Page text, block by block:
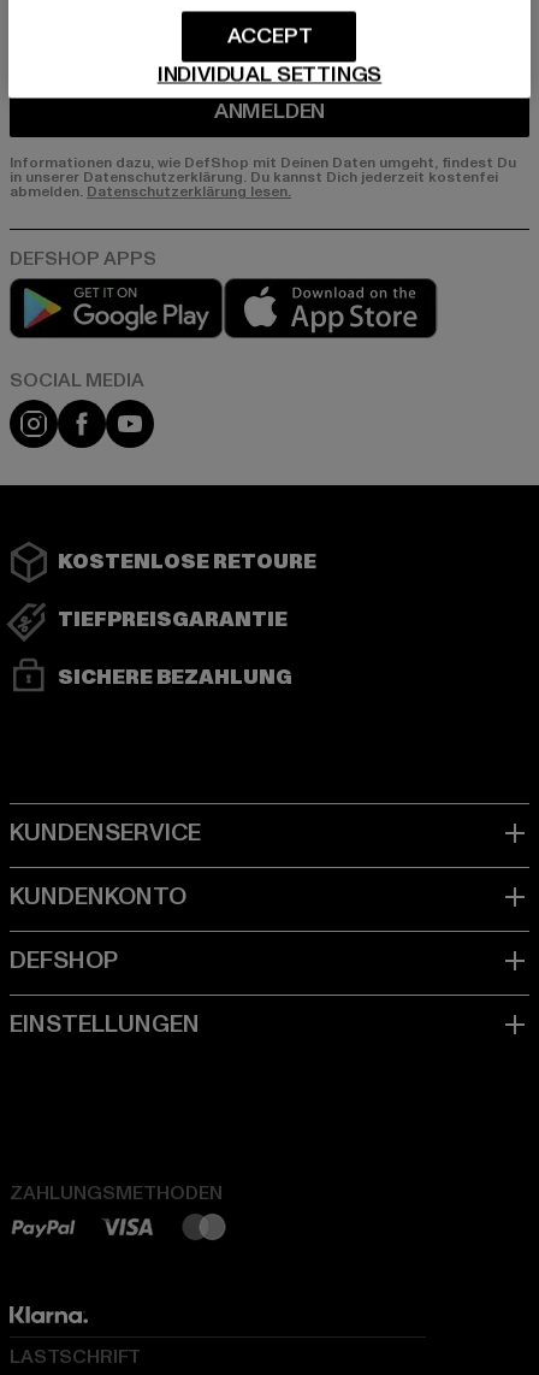
ANMELDEN
Informationen dazu, wie DefShop mit Deinen Daten umgeht, findest Du
in unserer Datenschutzerklärung. Du kannst Dich jederzeit kostenfei
abmelden. Datenschutzerklärung lesen.
Play market
Instagram
FacebookYouTube
KOSTENLOSE RETOURE
TIEFPREISGARANTIE
SICHERE BEZAHLUNG
ZAHLUNGSMETHODEN
LASTSCHRIFT
INDIVIDUAL SETTINGS
ACCEPT